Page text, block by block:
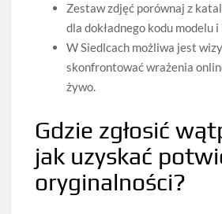
Zestaw zdjęć porównaj z
dla dokładnego kodu modelu i
W Siedlcach możliwa jest
skonfrontować wrażenia
żywo.
Gdzie zgłosić
jak uzyskać
oryginalności?